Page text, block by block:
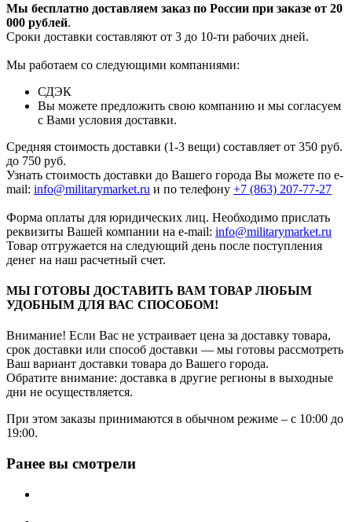
Мы бесплатно доставляем заказ по России при заказе от 20
000 рублей.
Сроки доставки составляют от 3 до 10-ти рабочих дней.
Мы работаем со следующими компаниями:
СДЭК
Вы можете предложить свою компанию и мы согласуем
с Вами условия доставки.
Средняя стоимость доставки (1-3 вещи) составляет от 350 руб.
до 750 руб.
Узнать стоимость доставки до Вашего города Вы можете по e-
mail: info@militarymarket.ru и по телефону +7 (863) 207-77-27
Форма оплаты для юридических лиц. Необходимо прислать
реквизиты Вашей компании на е-mail: info@militarymarket.ru
Товар отгружается на следующий день после поступления
денег на наш расчетный счет.
МЫ ГОТОВЫ ДОСТАВИТЬ ВАМ ТОВАР ЛЮБЫМ
УДОБНЫМ ДЛЯ ВАС СПОСОБОМ!
Внимание! Если Вас не устраивает цена за доставку товара,
срок доставки или способ доставки — мы готовы рассмотреть
Ваш вариант доставки товара до Вашего города.
Обратите внимание: доставка в другие регионы в выходные
дни не осуществляется.
При этом заказы принимаются в обычном режиме – с 10:00 до
19:00.
Ранее вы смотрели